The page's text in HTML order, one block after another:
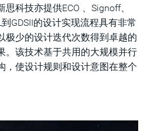
科技亦提供ECO 、Signoff、
GDSII的设计实现流程具有非常
极少的设计迭代次数得到卓越的
。该技术基于共用的大规模并行
，使设计规则和设计意图在整个